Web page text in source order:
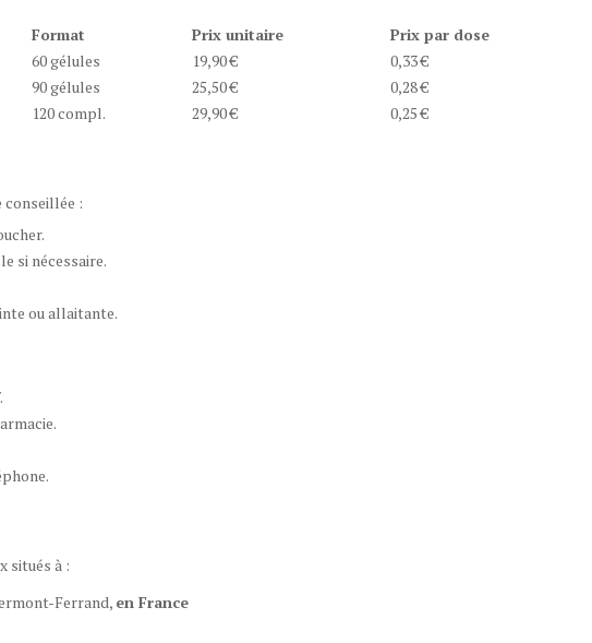
Format Prix unitaire Prix par dose
60 gélules 19,90 € 0,33 €
90 gélules 25,50 € 0,28 €
120 compl. 29,90 € 0,25 €
:
si nécessaire.
ou allaitante.
situés à :
Ferrand, en France